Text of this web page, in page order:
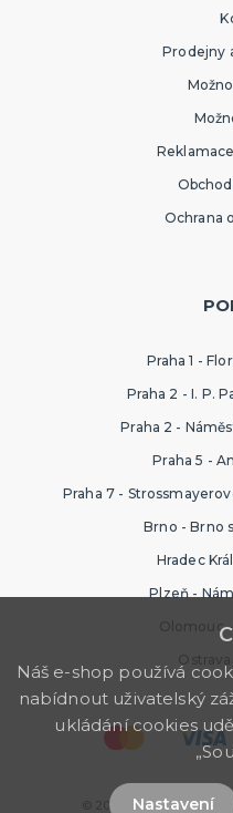
Prodejny
Ochrana
Praha 1 -
Praha 2 - I. P.
Praha 2 -
Praha 5 -
Praha 7 -
Brno - Brno
Hradec
Plzeň -
Olomouc
© 2026 Svatební
Náš e-shop používá
nabídnout uživatelský
ukládání cookies
Nastavení